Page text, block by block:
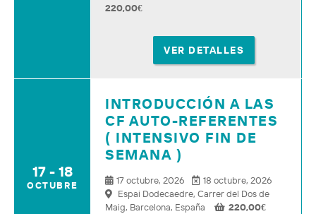
220,00€
VER DETALLES
17 - 18
OCTUBRE
INTRODUCCIÓN A LAS
CF AUTO-REFERENTES
( INTENSIVO FIN DE
SEMANA )
17 octubre, 2026
18 octubre, 2026
Espai Dodecaedre, Carrer del Dos de
Maig, Barcelona, España
220,00€